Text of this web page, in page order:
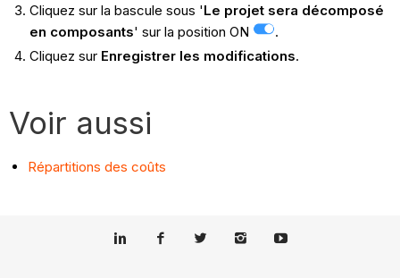
Cliquez sur la bascule sous 'Le projet sera décomposé
en composants' sur la position ON
.
Cliquez sur Enregistrer les modifications.
Voir aussi
Répartitions des coûts